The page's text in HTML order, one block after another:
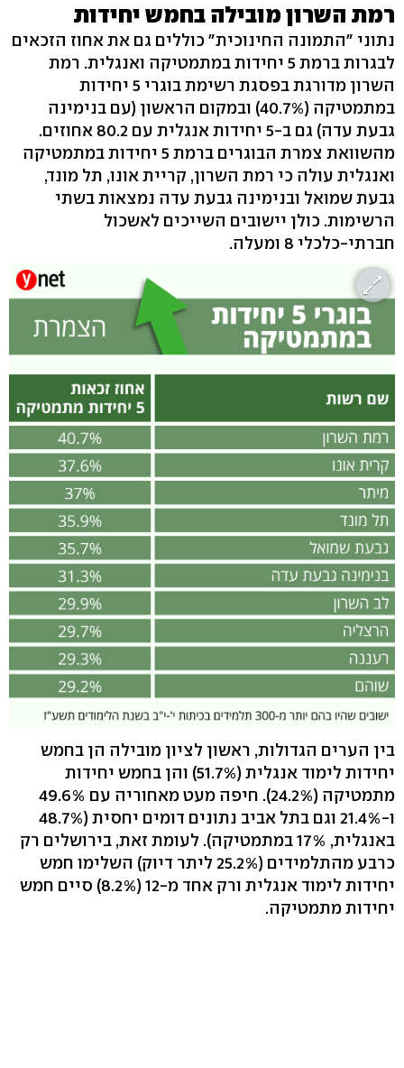
רמת השרון מובילה בחמש יחידות
נתוני "התמונה החינוכית" כוללים גם את אחוז הזכאים
לבגרות ברמת 5 יחידות במתמטיקה ואנגלית. רמת
השרון מדורגת בפסגת רשימת בוגרי 5 יחידות
במתמטיקה (40.7%) ובמקום הראשון (עם בנימינה
גבעת עדה) גם ב-5 יחידות אנגלית עם 80.2 אחוזים.
מהשוואת צמרת הבוגרים ברמת 5 יחידות במתמטיקה
ואנגלית עולה כי רמת השרון, קריית אונו, תל מונד,
גבעת שמואל ובנימינה גבעת עדה נמצאות בשתי
הרשימות. כולן יישובים השייכים לאשכול
חברתי-כלכלי 8 ומעלה.
בין הערים הגדולות, ראשון לציון מובילה הן בחמש
יחידות לימוד אנגלית (51.7%) והן בחמש יחידות
מתמטיקה (24.2%). חיפה מעט מאחוריה עם 49.6%
ו-21.4% וגם בתל אביב נתונים דומים יחסית (48.7%
באנגלית, 17% במתמטיקה). לעומת זאת, בירושלים רק
כרבע מהתלמידים (25.2% ליתר דיוק) השלימו חמש
יחידות לימוד אנגלית ורק אחד מ-12 (8.2%) סיים חמש
יחידות מתמטיקה.